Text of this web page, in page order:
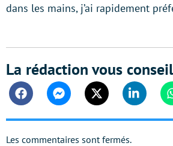
dans les mains, j’ai rapidement
La rédaction vous
FacebookMessengerTwitter Linkedin
Les commentaires sont fermés.